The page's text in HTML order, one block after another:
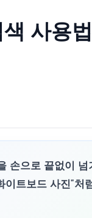
색 사용
손으로 끝없이
트보드 사진"처